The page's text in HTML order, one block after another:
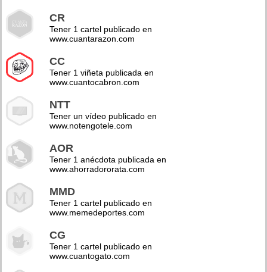
CR
Tener 1 cartel publicado en
www.cuantarazon.com
CC
Tener 1 viñeta publicada en
www.cuantocabron.com
NTT
Tener un vídeo publicado en
www.notengotele.com
AOR
Tener 1 anécdota publicada en
www.ahorradororata.com
MMD
Tener 1 cartel publicado en
www.memedeportes.com
CG
Tener 1 cartel publicado en
www.cuantogato.com